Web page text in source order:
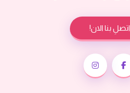
اتصلِ بنا الان!